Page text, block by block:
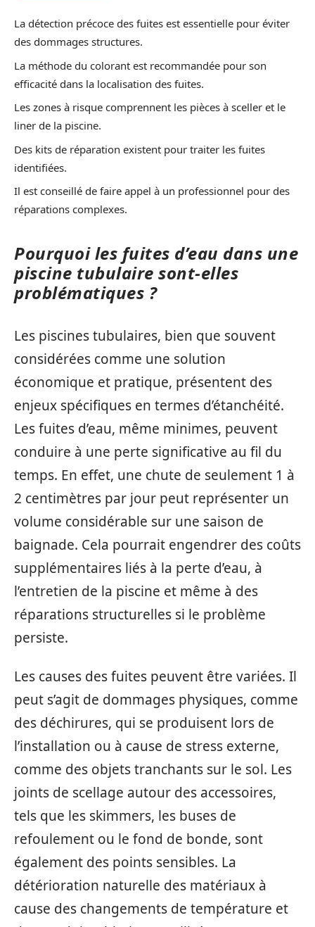
La détection précoce des fuites est essentielle pour éviter
des dommages structures.
La méthode du colorant est recommandée pour son
efficacité dans la localisation des fuites.
Les zones à risque comprennent les pièces à sceller et le
liner de la piscine.
Des kits de réparation existent pour traiter les fuites
identifiées.
Il est conseillé de faire appel à un professionnel pour des
réparations complexes.
Pourquoi les fuites d’eau dans une
piscine tubulaire sont-elles
problématiques ?
Les piscines tubulaires, bien que souvent
considérées comme une solution
économique et pratique, présentent des
enjeux spécifiques en termes d’étanchéité.
Les fuites d’eau, même minimes, peuvent
conduire à une perte significative au fil du
temps. En effet, une chute de seulement 1 à
2 centimètres par jour peut représenter un
volume considérable sur une saison de
baignade. Cela pourrait engendrer des coûts
supplémentaires liés à la perte d’eau, à
l’entretien de la piscine et même à des
réparations structurelles si le problème
persiste.
Les causes des fuites peuvent être variées. Il
peut s’agit de dommages physiques, comme
des déchirures, qui se produisent lors de
l’installation ou à cause de stress externe,
comme des objets tranchants sur le sol. Les
joints de scellage autour des accessoires,
tels que les skimmers, les buses de
refoulement ou le fond de bonde, sont
également des points sensibles. La
détérioration naturelle des matériaux à
cause des changements de température et